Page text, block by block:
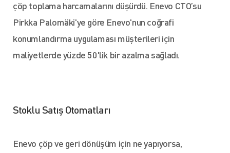
çöp toplama harcamalarını düşürdü. Enevo CTO’su
Pirkka Palomäki'ye göre Enevo'nun coğrafi
konumlandırma uygulaması müşterileri için
maliyetlerde yüzde 50'lik bir azalma sağladı.
Stoklu Satış Otomatları
Enevo çöp ve geri dönüşüm için ne yapıyorsa,